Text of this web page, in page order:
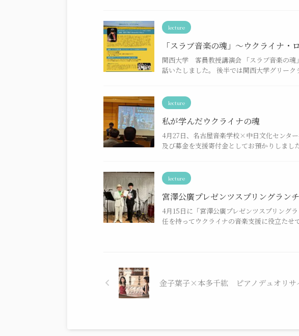
lecture
「スラブ音楽の魂」〜ウクライナ・
関西大学 客員教授講演会 「スラブ音楽の魂
話いたしました。 後半では関西大学グリーク
lecture
私が学んだウクライナの魂
4月27日、名古屋音楽学校×中日文化センタ
及び募金を支援寄付金としてお預かりしまし
lecture
宮澤公廣プレゼンツスプリングラン
4月15日に「宮澤公廣プレゼンツスプリング
任を持ってウクライナの音楽支援に役立たせ
金子葉子×本多千紘 ピアノデュオリサ